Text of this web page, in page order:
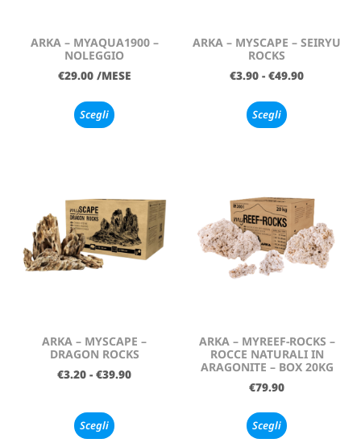
ARKA – MYAQUA1900 –
NOLEGGIO
€29.00 /MESE
Scegli
ARKA – MYSCAPE – SEIRYU
ROCKS
€3.90 - €49.90
Scegli
ARKA – MYSCAPE –
DRAGON ROCKS
€3.20 - €39.90
Scegli
ARKA – MYREEF-ROCKS –
ROCCE NATURALI IN
ARAGONITE – BOX 20KG
€79.90
Scegli